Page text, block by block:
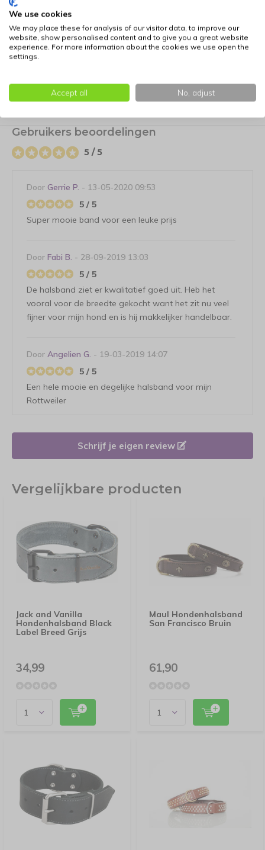
Let op: Dit is het allerlaatste beschikbare exemplaar van dit
specifieke model.
Bepaal de juiste maat voor uw hond: klik hier voor
Gebruikers beoordelingen
5 / 5
Door Gerrie P. - 13-05-2020 09:53
5 / 5
Super mooie band voor een leuke prijs
Door Fabi B. - 28-09-2019 13:03
5 / 5
De halsband ziet er kwalitatief goed uit. Heb het
vooral voor de breedte gekocht want het zit nu veel
fijner voor mijn hond en is hij makkelijker handelbaar.
Door Angelien G. - 19-03-2019 14:07
5 / 5
Een hele mooie en degelijke halsband voor mijn
Rottweiler
Schrijf je eigen review
Vergelijkbare producten
Jack and Vanilla
Hondenhalsband Black
Label Breed Grijs
34,99
Maul Hondenhalsband
San Francisco Bruin
61,90
We use cookies
We may place these for analysis of our visitor data, to improve our
website, show personalised content and to give you a great website
experience. For more information about the cookies we use open the
settings.
Accept all No, adjust